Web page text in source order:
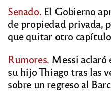
Senado. El Gobierno
de propiedad privada,
que quitar otro capítulo
Rumores. Messi
su hijo Thiago tras las
sobre un regreso al